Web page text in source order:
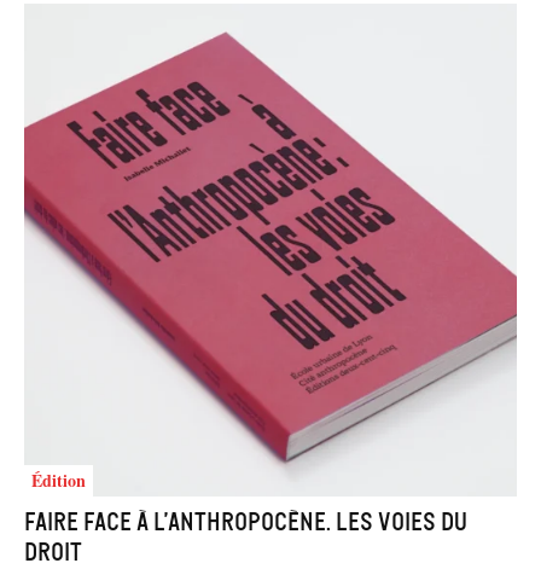
Édition
Faire face à l’Anthropocène. Les voies du
droit